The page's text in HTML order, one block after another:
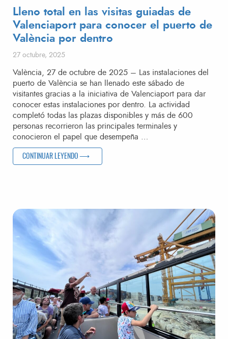
Lleno total en las visitas guiadas de
Valenciaport para conocer el puerto de
València por dentro
Publicado el
27 octubre, 2025
València, 27 de octubre de 2025 – Las instalaciones del
puerto de València se han llenado este sábado de
visitantes gracias a la iniciativa de Valenciaport para dar
conocer estas instalaciones por dentro. La actividad
completó todas las plazas disponibles y más de 600
personas recorrieron las principales terminales y
conocieron el papel que desempeña …
CONTINUAR LEYENDO «LLENO TOTAL EN LAS VISITAS GUIADAS DE